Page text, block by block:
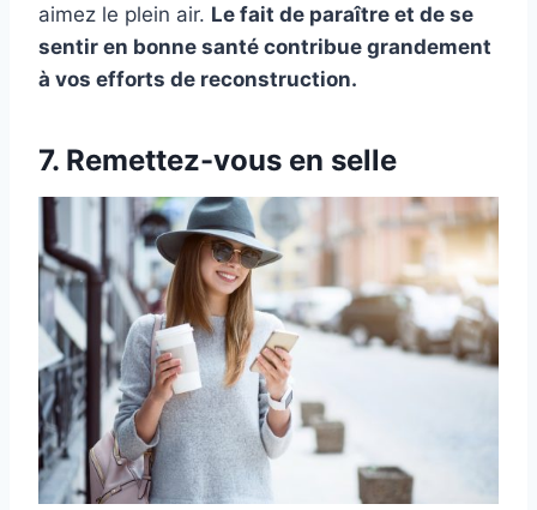
aimez le plein air. Le fait de paraître et de se
sentir en bonne santé contribue grandement
à vos efforts de reconstruction.
7. Remettez-vous en selle